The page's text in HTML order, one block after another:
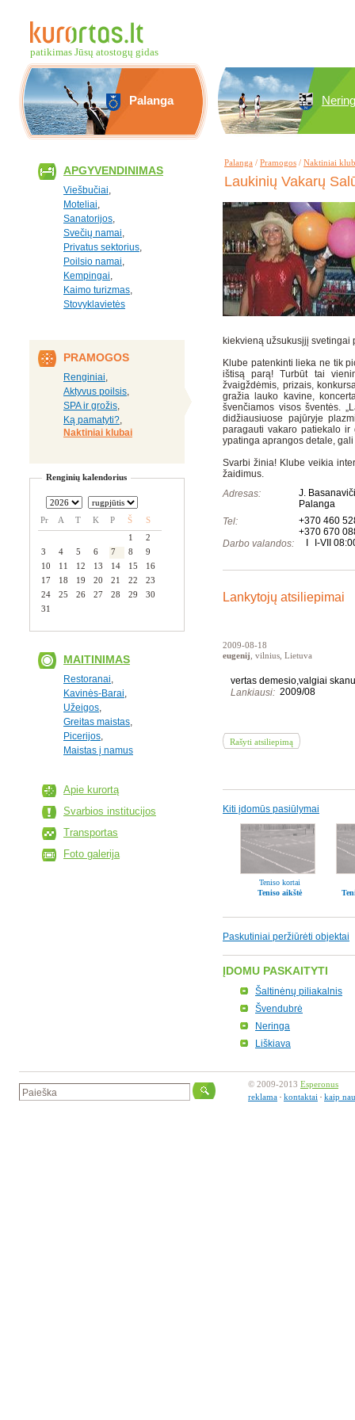
patikimas Jūsų atostogų gidas
Palanga
APGYVENDINIMAS
Viešbučiai,
Moteliai,
Sanatorijos,
Svečių namai,
Privatus sektorius,
Poilsio namai,
Kempingai,
Kaimo turizmas,
Stovyklavietės
PRAMOGOS
Renginiai,
Aktyvus poilsis,
SPA ir grožis,
Ką pamatyti?,
Naktiniai klubai
Renginių kalendorius
Pr A T K P Š
S
1
2
3
4 5 6 7 8
9
10
11 12 13 14 15
16
17
18 19 20 21 22
23
24
25 26 27 28 29
30
31
MAITINIMAS
Restoranai,
Kavinės-Barai,
Užeigos,
Greitas maistas,
Picerijos,
Maistas į namus
Apie kurortą
Svarbios institucijos
Transportas
Foto galerija
Palanga / Pramogos / Naktiniai
Laukinių Vakarų
kiekvieną užsukusįjį
Klube patenkinti lieka ne tik
ištisą parą! Turbūt tai
žvaigždėmis, prizais,
gražia lauko kavine,
švenčiamos visos šventės.
didžiausiuose pajūryje
paragauti vakaro patiekalo ir
ypatinga aprangos detale,
Svarbi žinia! Klube veikia
žaidimus.
Adresas:
J.
Palanga
Tel:
+370 460
+370 670
Darbo valandos:
I-VII
Lankytojų atsiliepimai
2009-08-18
eugenij , vilnius, Lietuva
vertas demesio,valgiai
Lankiausi: 2009/08
Rašyti atsiliepimą
Kiti įdomūs pasiūlymai
Teniso kortai
Teniso aikštė
Paskutiniai peržiūrėti objektai
ĮDOMU PASKAITYTI
Šaltinėnų piliakalnis
Švendubrė
Neringa
Liškiava
© 2009-2013 Esperonus
reklama
kontaktai kaip